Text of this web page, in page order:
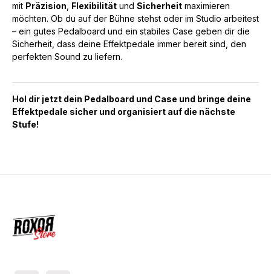
mit Präzision Flexibilität und Sicherheit maximieren
möchten. Ob du auf der Bühne stehst oder im Studio arbeitest
– ein gutes Pedalboard und ein stabiles Case geben dir die
Sicherheit, dass deine Effektpedale immer bereit sind, den
perfekten Sound zu liefern.
Hol dir jetzt dein Pedalboard und Case und bringe deine
Effektpedale sicher und organisiert auf die nächste
Stufe!